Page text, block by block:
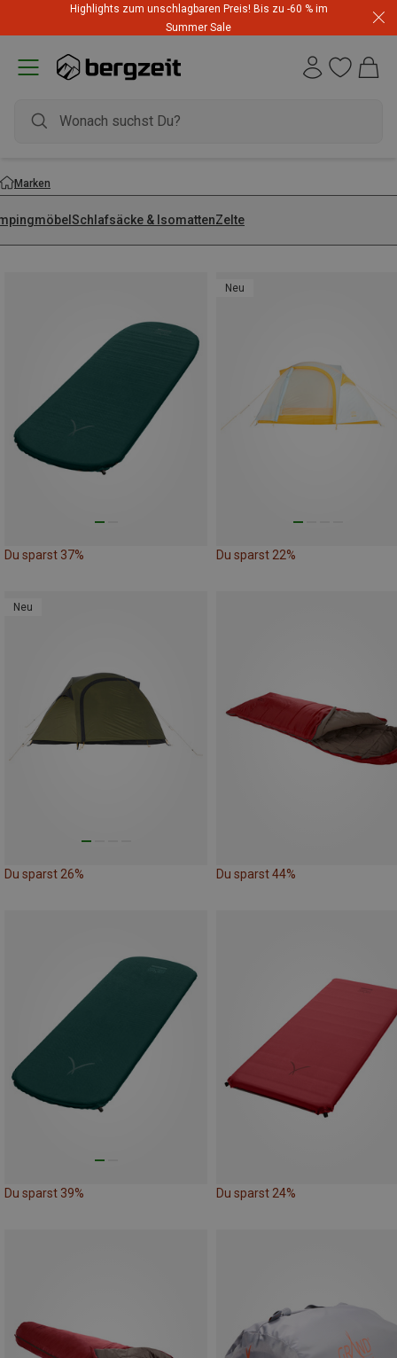
Highlights zum unschlagbaren Preis! Bis zu -60 % im
Summer Sale
Marken
Schlafsäcke & IsomattenZelte
Du sparst 37%
Neu
Du sparst 22%
Neu
Du sparst 26% Du sparst 44%
Du sparst 39% Du sparst 24%